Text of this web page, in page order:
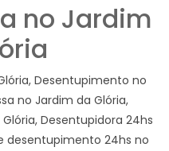
no Jardim
Desentupimento no
no Jardim da Glória,
Desentupidora 24hs
desentupimento 24hs no